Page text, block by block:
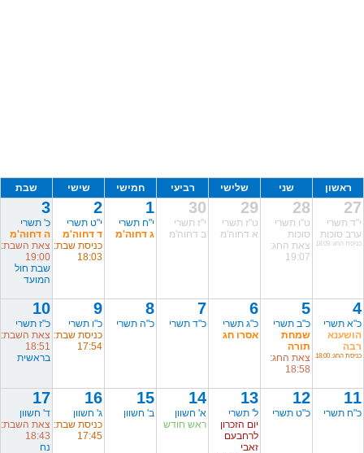
ראשון שני שלישי רביעי חמישי שישי שבת
27
י"ד תשרי
ערב סוכות
כניסת החג: 18:09
28
ט"ו תשרי
סוכות
צאת החג:
19:07
29
ט"ז תשרי
א דחוה'מ
30
י"ז תשרי
ב דחוה'מ
1
י"ח תשרי
ג דחוה'מ
2
י"ט תשרי
ד דחוה'מ
כניסת שבת:
18:03
3
כ' תשרי
ה דחוה'מ
צאת השבת:
19:00
שבת חול
המועד
4
כ"א תשרי
הושענא
רבה
כניסת החג: 18:00
5
כ"ב תשרי
שמחת
תורה
צאת החג:
18:58
6
כ"ג תשרי
אסרו חג
7
כ"ד תשרי
8
כ"ה תשרי
9
כ"ו תשרי
כניסת שבת:
17:54
10
כ"ז תשרי
צאת השבת:
18:51
בראשית
11
כ"ח תשרי
12
כ"ט תשרי
13
ל' תשרי
יום הזכרון
לרחבעם
זאבי
14
א' חשוון
ראש חודש
15
ב' חשוון
16
ג' חשוון
כניסת שבת:
17:45
17
ד' חשוון
צאת השבת:
18:43
נח